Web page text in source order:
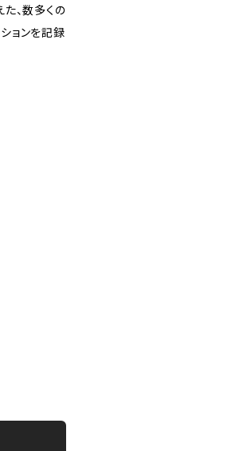
、数多くの
ョンを記録